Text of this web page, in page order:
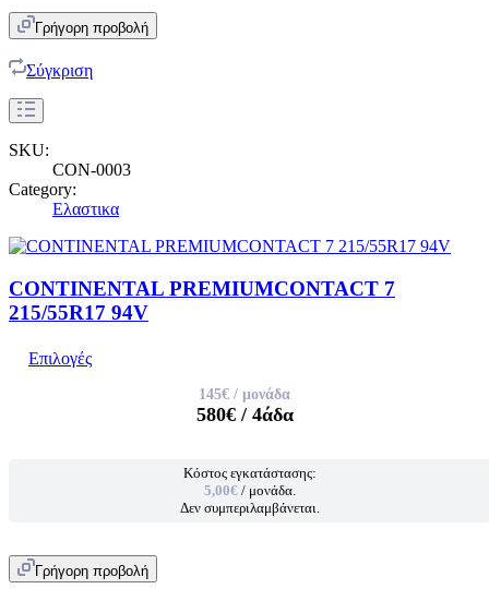
Γρήγορη προβολή
Σύγκριση
SKU:
CON-0003
Category:
Ελαστικα
CONTINENTAL PREMIUMCONTACT 7
215/55R17 94V
Επιλογές
145€ / μονάδα
580€/ 4άδα
Κόστος εγκατάστασης:
5,00€ / μονάδα.
Δεν συμπεριλαμβάνεται.
Γρήγορη προβολή